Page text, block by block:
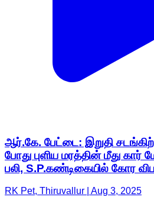
ஆர்.கே. பேட்டை: இறுதி
போது புளிய மரத்தின் மீது கார்
பலி, S.P.கண்டிகையில் கோர
RK Pet, Thiruvallur | Aug 3, 2025